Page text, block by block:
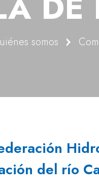
somos
del río